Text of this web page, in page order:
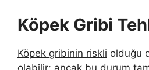
Köpek Gribi
Köpek gribinin riskli olduğu
olabilir; ancak bu durum